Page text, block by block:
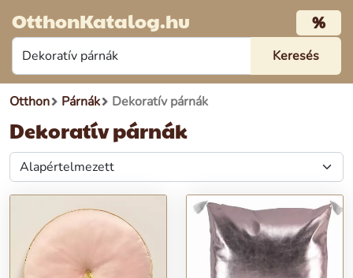
OtthonKatalog.hu %
Otthon Párnák Dekoratív párnák
Dekoratív párnák